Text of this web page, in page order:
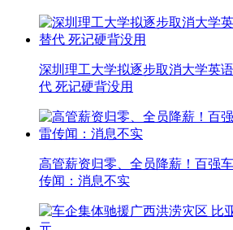
深圳理工大学拟逐步取消大学英
代 死记硬背没用
高管薪资归零、全员降薪！百强
传闻：消息不实